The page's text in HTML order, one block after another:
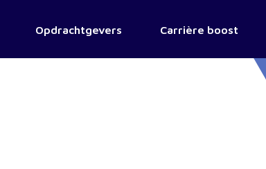
Opdrachtgevers Carrière boost